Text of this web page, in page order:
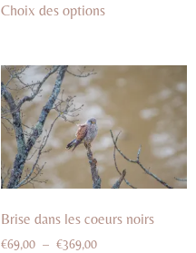
Choix des options
Brise dans les coeurs noirs
€69,00 – €369,00